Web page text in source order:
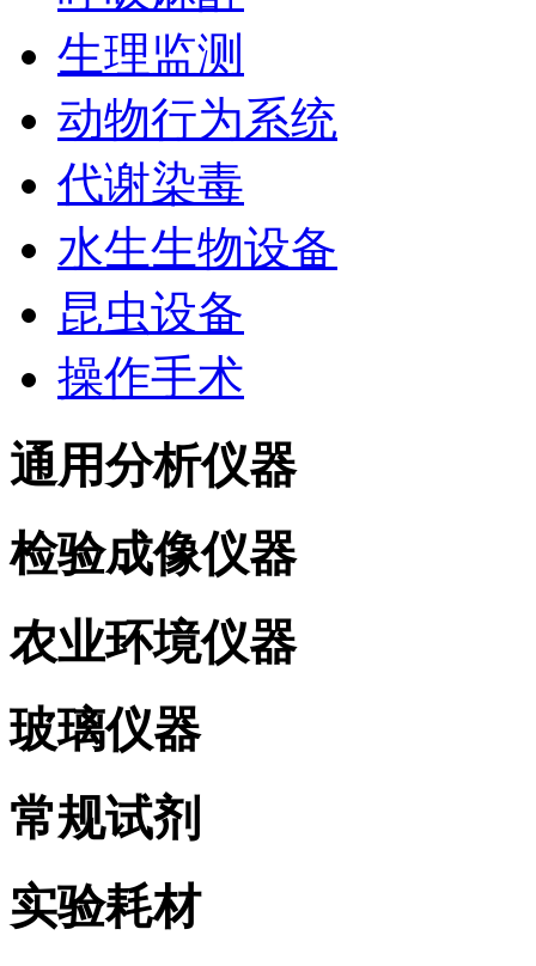
生理监测
动物行为系统
代谢染毒
水生生物设备
昆虫设备
操作手术
通用分析仪器
检验成像仪器
农业环境仪器
玻璃仪器
常规试剂
实验耗材